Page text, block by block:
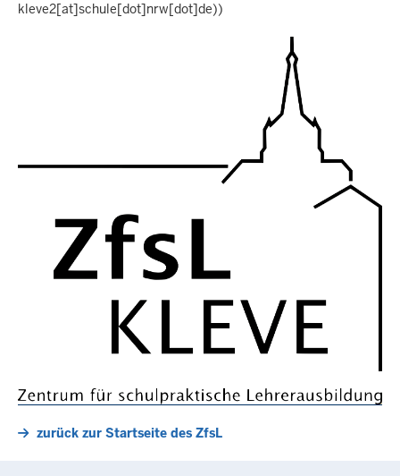
kleve2[at]schule[dot]nrw[dot]de))
zurück zur Startseite des ZfsL